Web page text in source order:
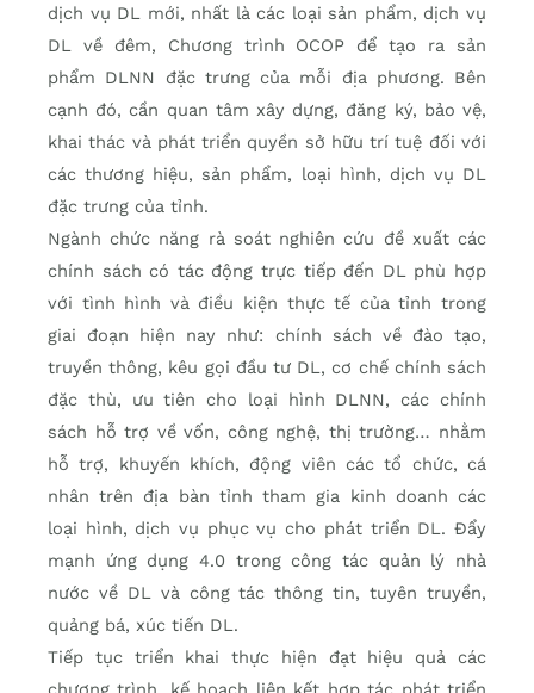
dịch vụ DL mới, nhất là các loại sản phẩm, dịch vụ
DL về đêm, Chương trình OCOP để tạo ra sản
phẩm DLNN đặc trưng của mỗi địa phương. Bên
cạnh đó, cần quan tâm xây dựng, đăng ký, bảo vệ,
khai thác và phát triển quyền sở hữu trí tuệ đối với
các thương hiệu, sản phẩm, loại hình, dịch vụ DL
đặc trưng của tỉnh.
Ngành chức năng rà soát nghiên cứu đề xuất các
chính sách có tác động trực tiếp đến DL phù hợp
với tình hình và điều kiện thực tế của tỉnh trong
giai đoạn hiện nay như: chính sách về đào tạo,
truyền thông, kêu gọi đầu tư DL, cơ chế chính sách
đặc thù, ưu tiên cho loại hình DLNN, các chính
sách hỗ trợ về vốn, công nghệ, thị trường… nhằm
hỗ trợ, khuyến khích, động viên các tổ chức, cá
nhân trên địa bàn tỉnh tham gia kinh doanh các
loại hình, dịch vụ phục vụ cho phát triển DL. Đẩy
mạnh ứng dụng 4.0 trong công tác quản lý nhà
nước về DL và công tác thông tin, tuyên truyền,
quảng bá, xúc tiến DL.
Tiếp tục triển khai thực hiện đạt hiệu quả các